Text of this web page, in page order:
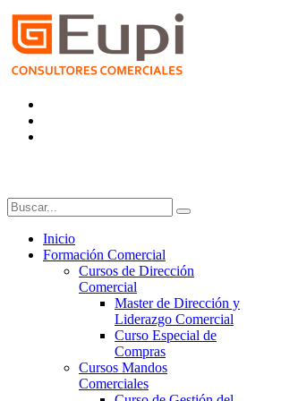
Inicio
Formación Comercial
Cursos de Dirección
Comercial
Master de Dirección y
Liderazgo Comercial
Curso Especial de
Compras
Cursos Mandos
Comerciales